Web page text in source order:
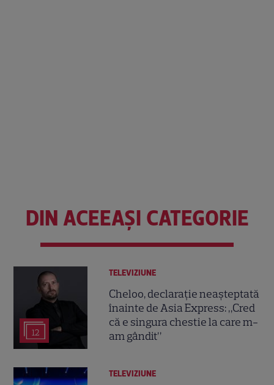
DIN ACEEAȘI CATEGORIE
12
TELEVIZIUNE
Cheloo, declarație neașteptată
înainte de Asia Express: „Cred
că e singura chestie la care m-
am gândit”
TELEVIZIUNE